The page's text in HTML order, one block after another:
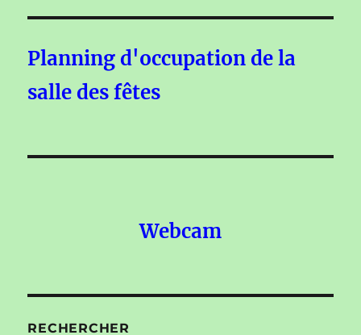
Planning d'occupation de la
salle des fêtes
Webcam
RECHERCHER